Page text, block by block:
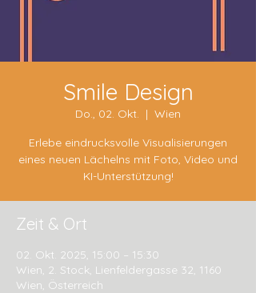
Smile Design
Do., 02. Okt.
  |
Wien
Erlebe eindrucksvolle Visualisierungen
eines neuen Lächelns mit Foto, Video und
KI-Unterstützung!
Zeit & Ort
02. Okt. 2025, 15:00 – 15:30
Wien, 2. Stock, Lienfeldergasse 32, 1160
Wien, Österreich